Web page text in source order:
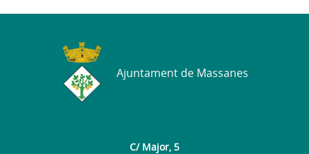
C/ Major, 5
Ajuntament de Massanes